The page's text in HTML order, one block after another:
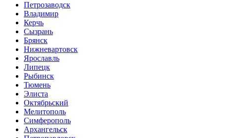
Петрозаводск
Владимир
Керчь
Сызрань
Брянск
Нижневартовск
Ярославль
Липецк
Рыбинск
Тюмень
Элиста
Октябрьский
Мелитополь
Симферополь
Архангельск